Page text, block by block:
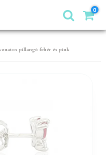
0
pillangó fehér és pink